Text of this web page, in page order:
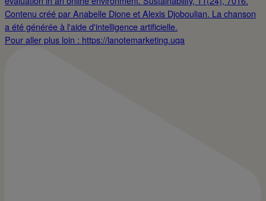
Pour aller plus loin : https://lanotemarketing.uqa